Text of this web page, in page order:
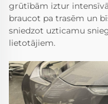
grūtībām iztur
braucot pa trasēm un
sniedzot uzticamu
lietotājiem.